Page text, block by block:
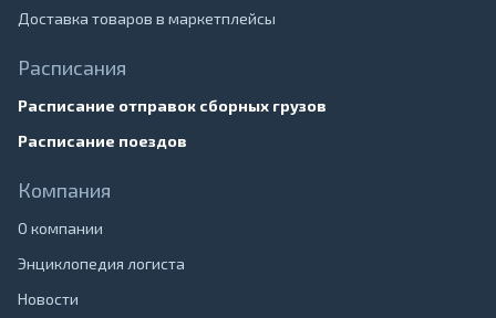
Доставка товаров в маркетплейсы
Расписания
Расписание отправок сборных грузов
Расписание поездов
Компания
О компании
Энциклопедия логиста
Новости